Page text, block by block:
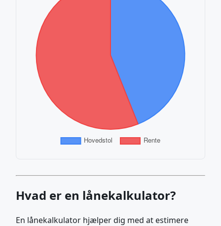
Hvad er en lånekalkulator?
En lånekalkulator hjælper dig med at estimere